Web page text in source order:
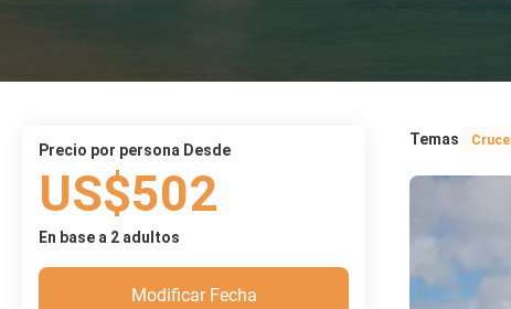
Temas
precio por persona Desde
US$502
En base a 2 adultos
Modificar Fecha